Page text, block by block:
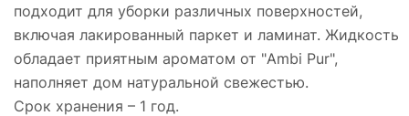
подходит для уборки различных поверхностей,
включая лакированный паркет и ламинат. Жидкость
обладает приятным ароматом от "Ambi Pur",
наполняет дом натуральной свежестью.
Срок хранения – 1 год.